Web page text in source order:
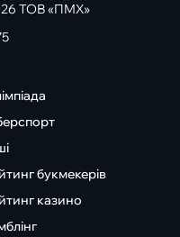
ТОВ «ПМХ»
букмекерів
казино